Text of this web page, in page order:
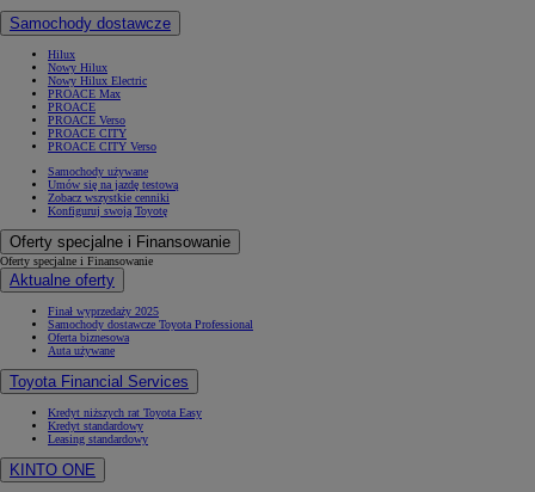
Samochody dostawcze
Hilux
Nowy Hilux
Nowy Hilux Electric
PROACE Max
PROACE
PROACE Verso
PROACE CITY
PROACE CITY Verso
Samochody używane
Umów się na jazdę testową
Zobacz wszystkie cenniki
Konfiguruj swoją Toyotę
Oferty specjalne i Finansowanie
Oferty specjalne i Finansowanie
Aktualne oferty
Finał wyprzedaży 2025
Samochody dostawcze Toyota Professional
Oferta biznesowa
Auta używane
Toyota Financial Services
Kredyt niższych rat Toyota Easy
Kredyt standardowy
Leasing standardowy
KINTO ONE